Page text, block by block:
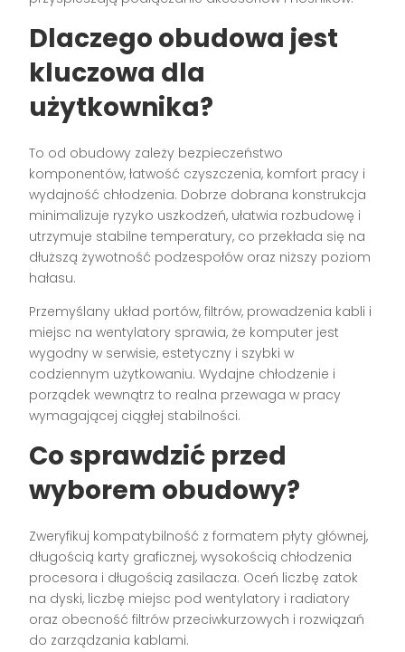
Dlaczego obudowa jest
kluczowa dla
użytkownika?
To od obudowy zależy bezpieczeństwo
komponentów, łatwość czyszczenia, komfort pracy i
wydajność chłodzenia. Dobrze dobrana konstrukcja
minimalizuje ryzyko uszkodzeń, ułatwia rozbudowę i
utrzymuje stabilne temperatury, co przekłada się na
dłuższą żywotność podzespołów oraz niższy poziom
hałasu.
Przemyślany układ portów, filtrów, prowadzenia kabli i
miejsc na wentylatory sprawia, że komputer jest
wygodny w serwisie, estetyczny i szybki w
codziennym użytkowaniu. Wydajne chłodzenie i
porządek wewnątrz to realna przewaga w pracy
wymagającej ciągłej stabilności.
Co sprawdzić przed
wyborem obudowy?
Zweryfikuj kompatybilność z formatem płyty głównej,
długością karty graficznej, wysokością chłodzenia
procesora i długością zasilacza. Oceń liczbę zatok
na dyski, liczbę miejsc pod wentylatory i radiatory
oraz obecność filtrów przeciwkurzowych i rozwiązań
do zarządzania kablami.